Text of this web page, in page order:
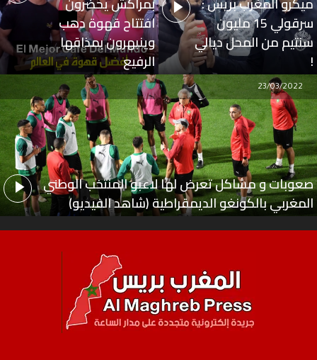
سرقولي 15 مليون
سنتيم من المحل ديالي
!
افتتاح قهوة دهب
وينبهرون بمذاقها
الرفيع
صعوبات و مشاكل تعرض لها لاعبو المنتخب الوطني
المغربي بالكونغو الديمقراطية (شاهد الفيديو)
23/03/2022